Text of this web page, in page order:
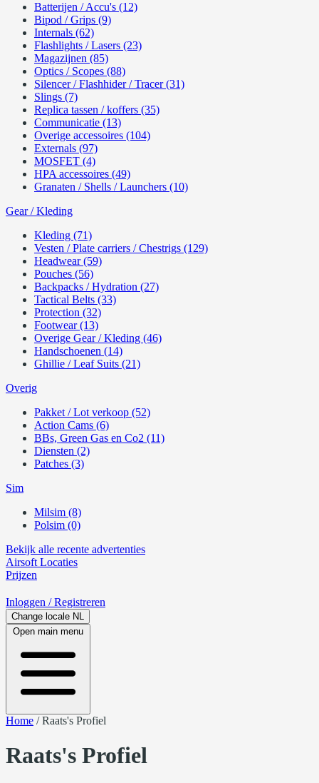
Batterijen / Accu's (12)
Bipod / Grips (9)
Internals (62)
Flashlights / Lasers (23)
Magazijnen (85)
Optics / Scopes (88)
Silencer / Flashhider / Tracer (31)
Slings (7)
Replica tassen / koffers (35)
Communicatie (13)
Overige accessoires (104)
Externals (97)
MOSFET (4)
HPA accessoires (49)
Granaten / Shells / Launchers (10)
Gear / Kleding
Kleding (71)
Vesten / Plate carriers / Chestrigs (129)
Headwear (59)
Pouches (56)
Backpacks / Hydration (27)
Tactical Belts (33)
Protection (32)
Footwear (13)
Overige Gear / Kleding (46)
Handschoenen (14)
Ghillie / Leaf Suits (21)
Overig
Pakket / Lot verkoop (52)
Action Cams (6)
BBs, Green Gas en Co2 (11)
Diensten (2)
Patches (3)
Sim
Milsim (8)
Polsim (0)
Bekijk alle recente advertenties
Airsoft Locaties
Prijzen
Inloggen / Registreren
Change locale NL
Open main menu
Home /Raats's Profiel
Raats's Profiel